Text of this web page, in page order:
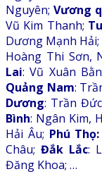
Nguyên;Vương
Vũ Kim Thanh;
Dương Mạnh Hải;
Hoàng Thi Sơn,
Lai: Vũ Xuân
Quảng Nam:
Dương: Trần
Bình: Ngân Kim,
Hải Âu; Phú Thọ:
Châu;Đắk Lắc:
Đăng Khoa; …